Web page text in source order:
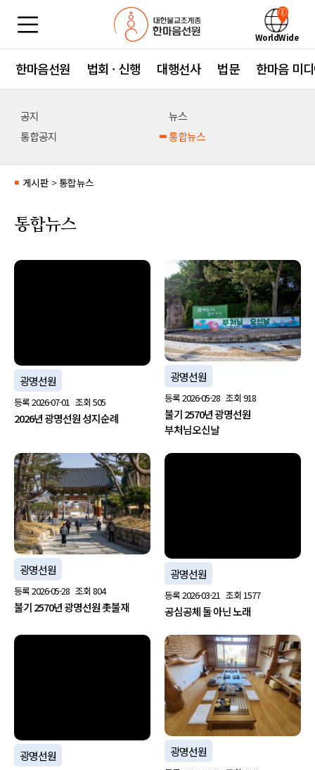
WorldWide
한마음선원 법회 · 신행 대행선사 법문 한마음 미
공지
뉴스
통합공지
통합뉴스
■ 게시판 > 통합뉴스
통합뉴스
광명선원
등록2026-07-01 조회 505
2026년 광명선원 성지순례
광명선원
등록2026-05-28 조회 918
불기 2570년 광명선원
부처님오신날
광명선원
등록2026-05-28 조회 804
불기 2570년 광명선원 촛불재
광명선원
등록2026-03-21 조회 1577
공심공체 둘 아닌 노래
광명선원 광명선원